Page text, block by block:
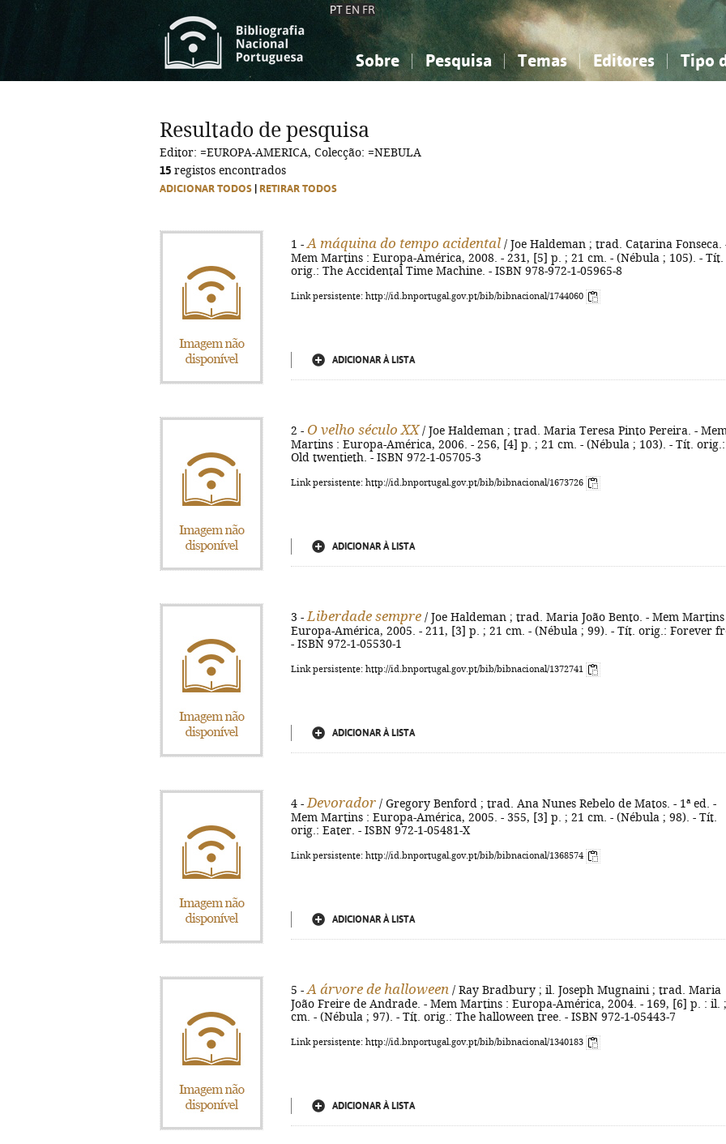
PT EN FR
Sobre Pesquisa Temas
Ciências sociais...
Editores Tipo
Ciências sociais...
Resultado de pesquisa
Editor: =EUROPA-AMERICA, Colecção: =NEBULA
15 registos encontrados
ADICIONAR TODOS RETIRAR TODOS
1 - A máquina do tempo acidental / Joe Haldeman ; trad. Catarina Fonseca.
Mem Martins : Europa-América, 2008. - 231, [5] p. ; 21 cm. - (Nébula ; 105). - Tít.
orig.: The Accidental Time Machine. - ISBN 978-972-1-05965-8
Link persistente: http://id.bnportugal.gov.pt/bib/bibnacional/1744060
ADICIONAR À LISTA
2 - O velho século XX / Joe Haldeman ; trad. Maria Teresa Pinto Pereira. -
Martins : Europa-América, 2006. - 256, [4] p. ; 21 cm. - (Nébula ; 103). - Tít. orig.:
Old twentieth. - ISBN 972-1-05705-3
Link persistente: http://id.bnportugal.gov.pt/bib/bibnacional/1673726
ADICIONAR À LISTA
3 - Liberdade sempre / Joe Haldeman ; trad. Maria João Bento. - Mem
Europa-América, 2005. - 211, [3] p. ; 21 cm. - (Nébula ; 99). - Tít. orig.: Forever
- ISBN 972-1-05530-1
Link persistente: http://id.bnportugal.gov.pt/bib/bibnacional/1372741
ADICIONAR À LISTA
4 - Devorador / Gregory Benford ; trad. Ana Nunes Rebelo de Matos. - 1ª ed. -
Mem Martins : Europa-América, 2005. - 355, [3] p. ; 21 cm. - (Nébula ; 98). - Tít.
orig.: Eater. - ISBN 972-1-05481-X
Link persistente: http://id.bnportugal.gov.pt/bib/bibnacional/1368574
ADICIONAR À LISTA
5 - A árvore de halloween / Ray Bradbury ; il. Joseph Mugnaini ; trad. Maria
João Freire de Andrade. - Mem Martins : Europa-América, 2004. - 169, [6] p. : il.
cm. - (Nébula ; 97). - Tít. orig.: The halloween tree. - ISBN 972-1-05443-7
Link persistente: http://id.bnportugal.gov.pt/bib/bibnacional/1340183
ADICIONAR À LISTA